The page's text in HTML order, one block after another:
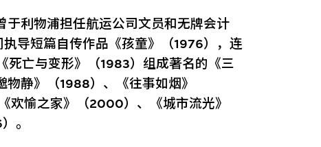
于利物浦担任航运公司文员和无牌会计
导短篇自传作品《孩童》（1976），连
死亡与变形》（1983）组成著名的《三
静》（1988）、《往事如烟》
欢愉之家》（2000）、《城市流光》
。